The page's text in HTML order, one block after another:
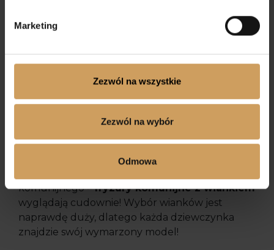
Marketing
Zezwól na wszystkie
Zezwól na wybór
Odmowa
1 2 3
→
Najpiękniejsze Ozdoby do włosów w ofercie
Miro-Mar
Wianek komunijnyto przepiękna ozdoba
głowy i nie może jej zabraknąć w dniu Pierwszej
Komunii Świętej. Wianek jest idealnym
komunijnego –fryzury komunijne z wiankiem
wyglądają cudownie! Wybór wianków jest
naprawdę duży, dlatego każda dziewczynka
znajdzie swój wymarzony model!